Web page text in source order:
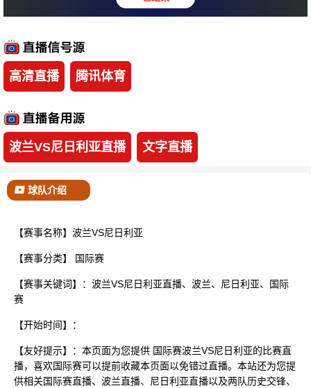
:
高清直播 腾讯体育
波兰VS尼日利亚直播 文字直播
球队介绍
【赛事名称】波兰VS尼日利亚
【赛事分类】 国际赛
【赛事关键词】：波兰VS尼日利亚直播、波兰、尼日利亚、国际
赛
【开始时间】：
【友好提示】：本页面为您提供 国际赛波兰VS尼日利亚的比赛直
播，喜欢国际赛可以提前收藏本页面以免错过直播。本站还为您提
供相关国际赛直播、波兰直播、尼日利亚直播以及两队历史交锋、